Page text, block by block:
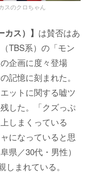
スのクロちゃん
カス）】 は賛否はあ
TBS系）の「モン
企画に度々登場
記憶に刻まれた。
ットに関する嘘ツ
した。「クズっぷ
しまくっている
になっていると思
県／30代・男性）
しまれている。